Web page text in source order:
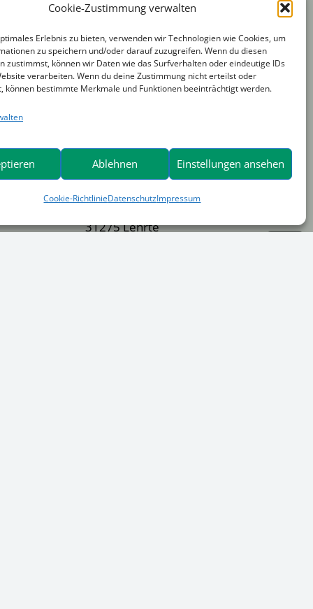
Cookie-Zustimmung verwalten
Erlebnis zu bieten, verwenden wir Technologien wie Cookies, um
zu speichern und/oder darauf zuzugreifen. Wenn du diesen
zustimmst, können wir Daten wie das Surfverhalten oder eindeutige IDs
verarbeiten. Wenn du deine Zustimmung nicht erteilst oder
können bestimmte Merkmale und Funktionen beeinträchtigt werden.
Ablehnen Einstellungen ansehen
Cookie-RichtlinieDatenschutzImpressum
Borsigstraße 20
41541 Dormagen
Telefon +49 (0) 21 33 / 28 48 70
info@wbi-baumaschinen.de
Warner & Wedekind GmbH
Auf den Pohläckern 20
31275 Lehrte